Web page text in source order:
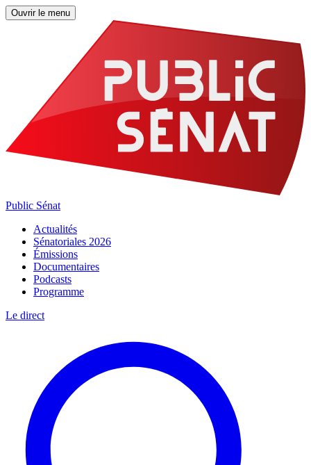
Ouvrir le menu
Public Sénat
Actualités
Sénatoriales 2026
Émissions
Documentaires
Podcasts
Programme
Le direct